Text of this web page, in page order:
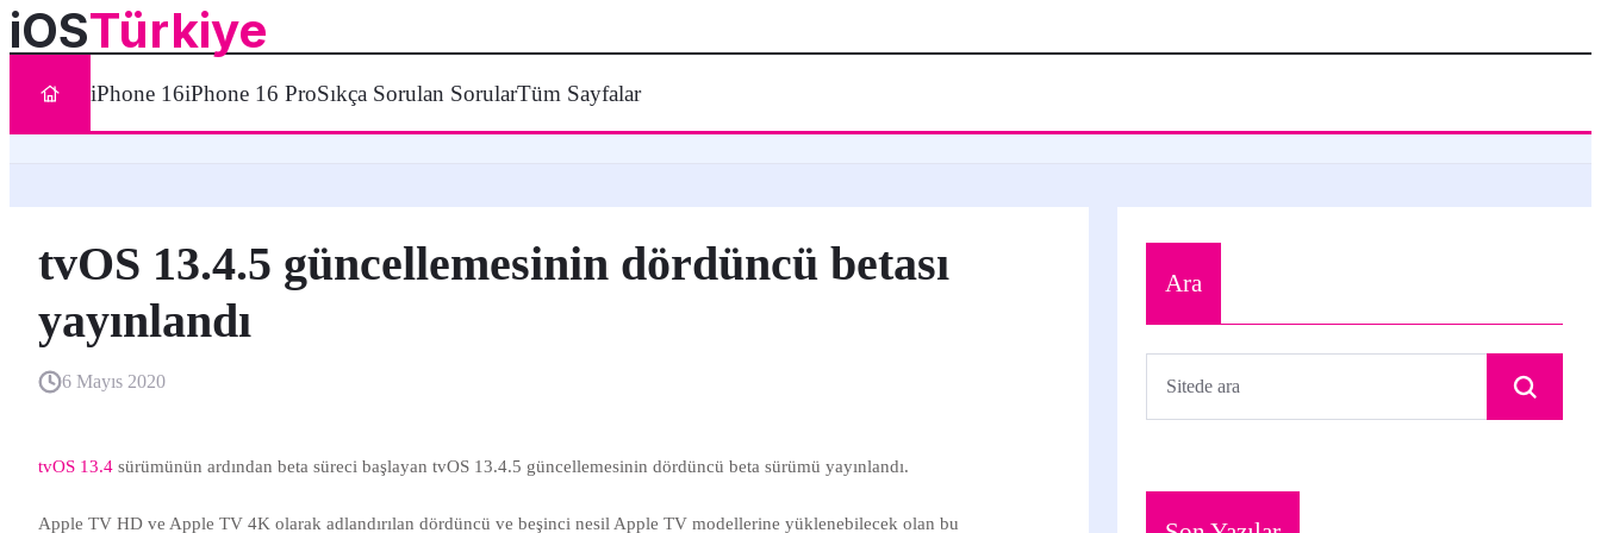
iOSTürkiye
iPhone 16iPhone 16 ProSıkça Sorulan SorularTüm Sayfalar
tvOS 13.4.5 güncellemesinin dördüncü betası
yayınlandı
6 Mayıs 2020
tvOS 13.4 sürümünün ardından beta süreci başlayan tvOS 13.4.5 güncellemesinin dördüncü beta sürümü yayınlandı.
Apple TV HD ve Apple TV 4K olarak adlandırılan dördüncü ve beşinci nesil Apple TV modellerine yüklenebilecek olan bu
Ara